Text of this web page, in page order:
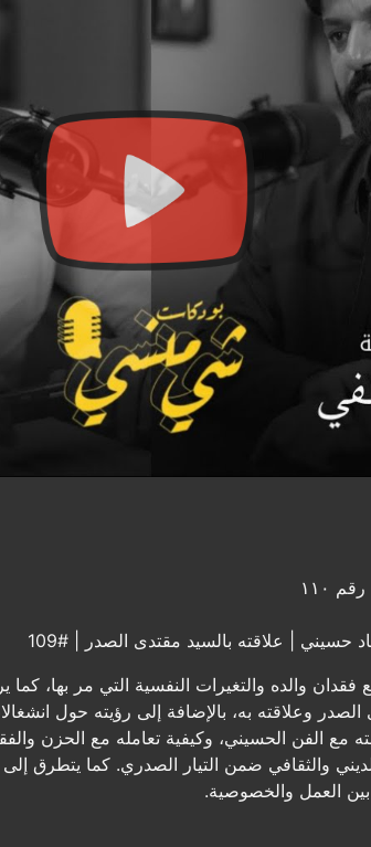
١١٠
| علاقته بالسيد مقتدى الصدر | #109
والده والتغيرات النفسية التي مر بها، كما
وعلاقته به، بالإضافة إلى رؤيته حول
مع الفن الحسيني، وكيفية تعامله مع الحزن
والثقافي ضمن التيار الصدري. كما يتطرق إلى
العمل والخصوصية.